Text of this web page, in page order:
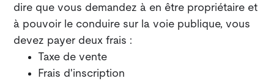
dire que vous demandez à en être propriétaire et
à pouvoir le conduire sur la voie publique, vous
devez payer deux frais :
Taxe de vente
Frais d'inscription